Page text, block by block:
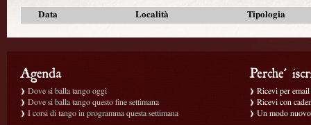
Data Località Tipologia
Dove si balla tango oggi
Dove si balla tango questo fine settimana
I corsi di tango in programma questa settimana
Ricevi per
Ricevi con
Un modo